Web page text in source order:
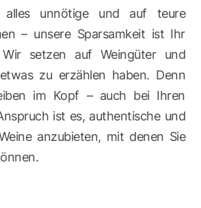
alles unnötige und auf teure
– unsere Sparsamkeit ist Ihr
Wir setzen auf Weingüter und
zu erzählen haben. Denn
im Kopf – auch bei Ihren
ist es, authentische und
anzubieten, mit denen Sie